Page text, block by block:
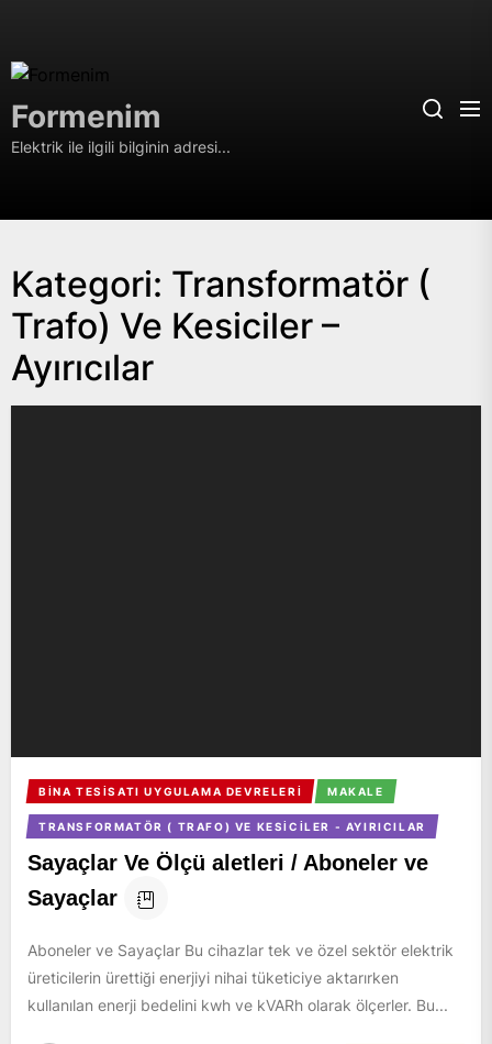
the
Formenim
Elektrik ile ilgili bilginin adresi...
Kategori: Transformatör (
Trafo) Ve Kesiciler –
Ayırıcılar
BINA TESISATI UYGULAMA DEVRELERI MAKALE
TRANSFORMATÖR ( TRAFO) VE KESICILER - AYIRICILAR
Sayaçlar Ve Ölçü aletleri / Aboneler ve
Sayaçlar
Aboneler ve Sayaçlar Bu cihazlar tek ve özel sektör elektrik
üreticilerin ürettiği enerjiyi nihai tüketiciye aktarırken
kullanılan enerji bedelini kwh ve kVARh olarak ölçerler. Bu...